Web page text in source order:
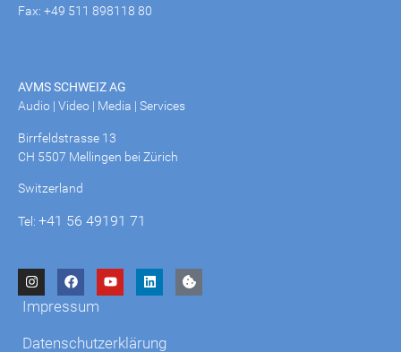
Fax: +49 511 898118 80
AVMS SCHWEIZ AG
Audio | Video | Media | Services
Birrfeldstrasse 13
CH 5507 Mellingen bei Zürich
Switzerland
Tel: +41 56 49191 71
Impressum
Datenschutzerklärung